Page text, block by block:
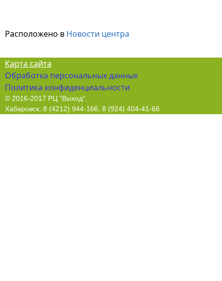
Расположено в Новости центра
Карта сайта
Обработка персональных данных
Политика конфиденциальности
© 2016-2017 РЦ "Выход".
Хабаровск, 8 (4212) 944-166, 8 (924) 404-41-66